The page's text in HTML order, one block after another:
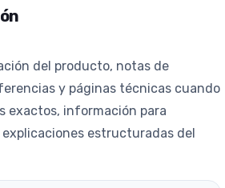
del producto, notas de
y páginas técnicas cuando
exactos, información para
explicaciones estructuradas del